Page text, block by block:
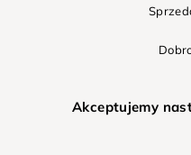
Akceptujemy